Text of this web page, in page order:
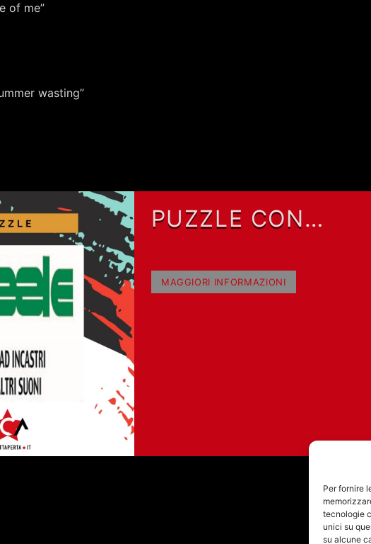
Per fornire
tecnologie
unici su
su alcune
of me”
wasting”
PUZZLE CON
MAGGIORI INFORMAZIONI